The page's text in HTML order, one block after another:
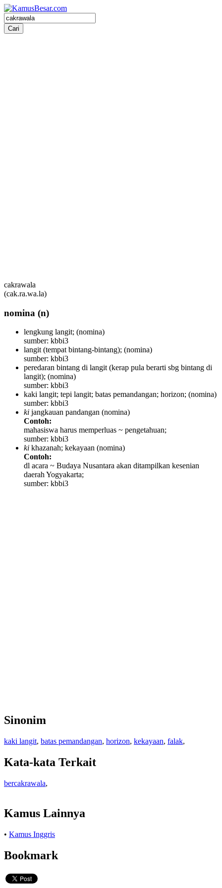
cakrawala
(cak.ra.wa.la)
nomina (n)
lengkung langit; (nomina)
sumber: kbbi3
langit (tempat bintang-bintang); (nomina)
sumber: kbbi3
peredaran bintang di langit (kerap pula berarti sbg bintang di
langit); (nomina)
sumber: kbbi3
kaki langit; tepi langit; batas pemandangan; horizon; (nomina)
sumber: kbbi3
ki jangkauan pandangan (nomina)
Contoh:
mahasiswa harus memperluas ~ pengetahuan;
sumber: kbbi3
ki khazanah; kekayaan (nomina)
Contoh:
dl acara ~ Budaya Nusantara akan ditampilkan kesenian
daerah Yogyakarta;
sumber: kbbi3
Sinonim
kaki langit, batas pemandangan, horizon, kekayaan, falak,
Kata-kata Terkait
bercakrawala,
Kamus Lainnya
• Kamus Inggris
Bookmark